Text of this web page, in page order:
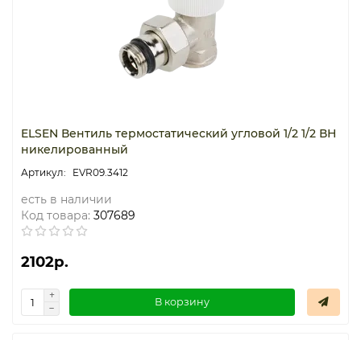
ELSEN Вентиль термостатический угловой 1/2 1/2 ВН
никелированный
EVR09.3412
есть в наличии
Код товара: 307689
2102р.
В корзину